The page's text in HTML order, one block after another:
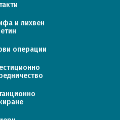
и лихвен
операции